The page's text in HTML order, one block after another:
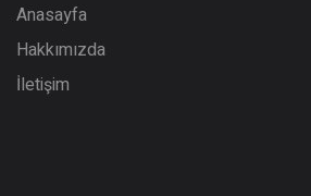
Anasayfa
Hakkımızda
İletişim